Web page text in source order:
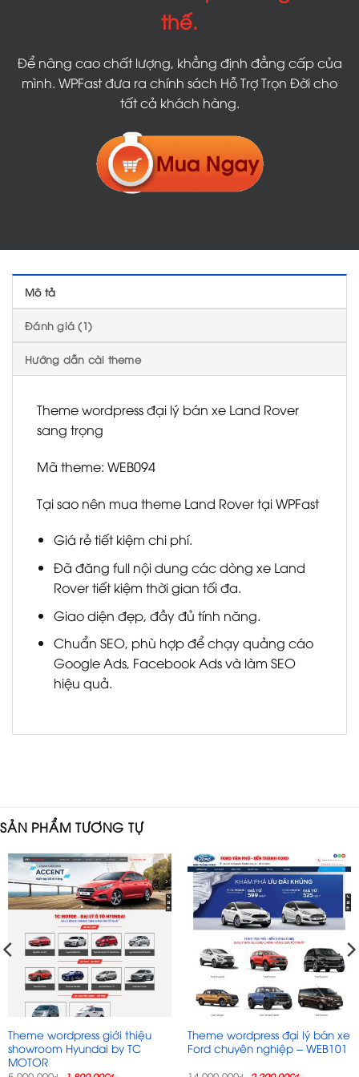
thế.
Để nâng cao chất lượng, khẳng định đẳng cấp của
mình. WPFast đưa ra chính sách Hỗ Trợ Trọn Đời cho
tất cả khách hàng.
Mô tả
Đánh giá (1)
Hướng dẫn cài theme
Theme wordpress đại lý bán xe Land Rover
sang trọng
Mã theme: WEB094
Tại sao nên mua theme Land Rover tại WPFast
Giá rẻ tiết kiệm chi phí.
Đã đăng full nội dung các dòng xe Land
Rover tiết kiệm thời gian tối đa.
Giao diện đẹp, đầy đủ tính năng.
Chuẩn SEO, phù hợp để chạy quảng cáo
Google Ads, Facebook Ads và làm SEO
hiệu quả.
SẢN PHẨM TƯƠNG TỰ
Theme wordpress giới thiệu
showroom Hyundai by TC
MOTOR
Theme wordpress đại lý bán xe
Ford chuyên nghiệp – WEB101